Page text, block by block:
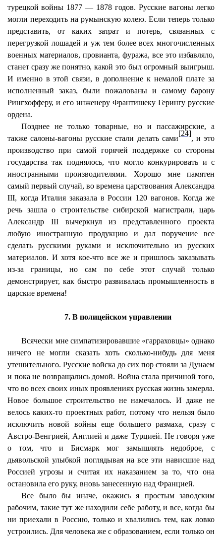
турецкой войны 1877 — 1878 годов. Русские вагоны легко
могли переходить на румынскую колею. Если теперь только
представить, от каких затрат и потерь, связанных с
перегрузкой лошадей и уж тем более всех многочисленных
военных материалов, провианта, фуража, все это избавляло,
станет сразу же понятно, какой это был огромный выигрыш.
И именно в этой связи, в дополнение к немалой плате за
исполненный заказ, были пожалованы и самому барону
Рингхофферу, и его инженеру Франтишеку Герингу русские
ордена.
Позднее не только товарные, но и пассажирские, а
также салоны-вагоны русские стали делать сами
[24]
, и это
производство при самой горячей поддержке со стороны
государства так поднялось, что могло конкурировать и с
иностранными производителями. Хорошо мне памятен
самый первый случай, во времена царствования Александра
III, когда Италия заказала в России 120 вагонов. Когда же
речь зашла о строительстве сибирской магистрали, царь
Александр III вычеркнул из представленного проекта
любую иностранную продукцию и дал поручение все
сделать русскими руками и исключительно из русских
материалов. И хотя кое-что все же и пришлось заказывать
из-за границы, но сам по себе этот случай только
демонстрирует, как быстро развивалась промышленность в
царские времена!
7. В полицейском управлении
Всячески мне симпатизировавшие «гарраховцы» однако
ничего не могли сказать хоть сколько-нибудь для меня
утешительного. Русские войска до сих пор стояли за Дунаем
и пока не возвращались домой. Война стала причиной того,
что во всех своих иных проявлениях русская жизнь замерла.
Новое большое строительство не намечалось. И даже не
велось каких-то проектных работ, потому что нельзя было
исключить новой войны еще большего размаха, сразу с
Австро-Венгрией, Англией и даже Турцией. Не говоря уже
о том, что и Бисмарк мог замышлять недоброе, с
дьявольской улыбкой поглядывая на все эти нависшие над
Россией угрозы и считая их наказанием за то, что она
остановила его руку, вновь занесенную над Францией.
Все было бы иначе, окажись я простым заводским
рабочим, такие тут же находили себе работу, и все, когда бы
ни приехали в Россию, только и хвалились тем, как ловко
устроились. Для человека же с образованием, если только он